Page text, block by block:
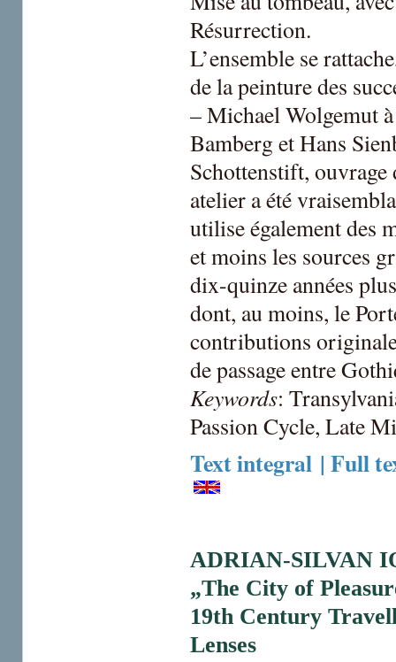
Résurrection.
L’ensemble se
de la peinture des
– Michael Wolgemut
Bamberg et Hans
Schottenstift, ouvrage
atelier a été
utilise également des
et moins les sources
dix-quinze années
dont, au moins, le
contributions
de passage entre
Keywords:
Passion Cycle, Late
Text integral | Full
ADRIAN-SILVAN
„The City of
19th Century
Lenses